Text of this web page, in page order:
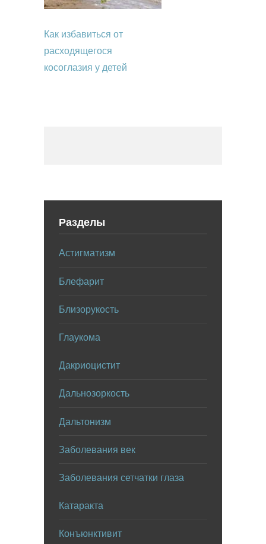
Как избавиться от
расходящегося
косоглазия у детей
Разделы
Астигматизм
Блефарит
Близорукость
Глаукома
Дакриоцистит
Дальнозоркость
Дальтонизм
Заболевания век
Заболевания сетчатки глаза
Катаракта
Конъюнктивит